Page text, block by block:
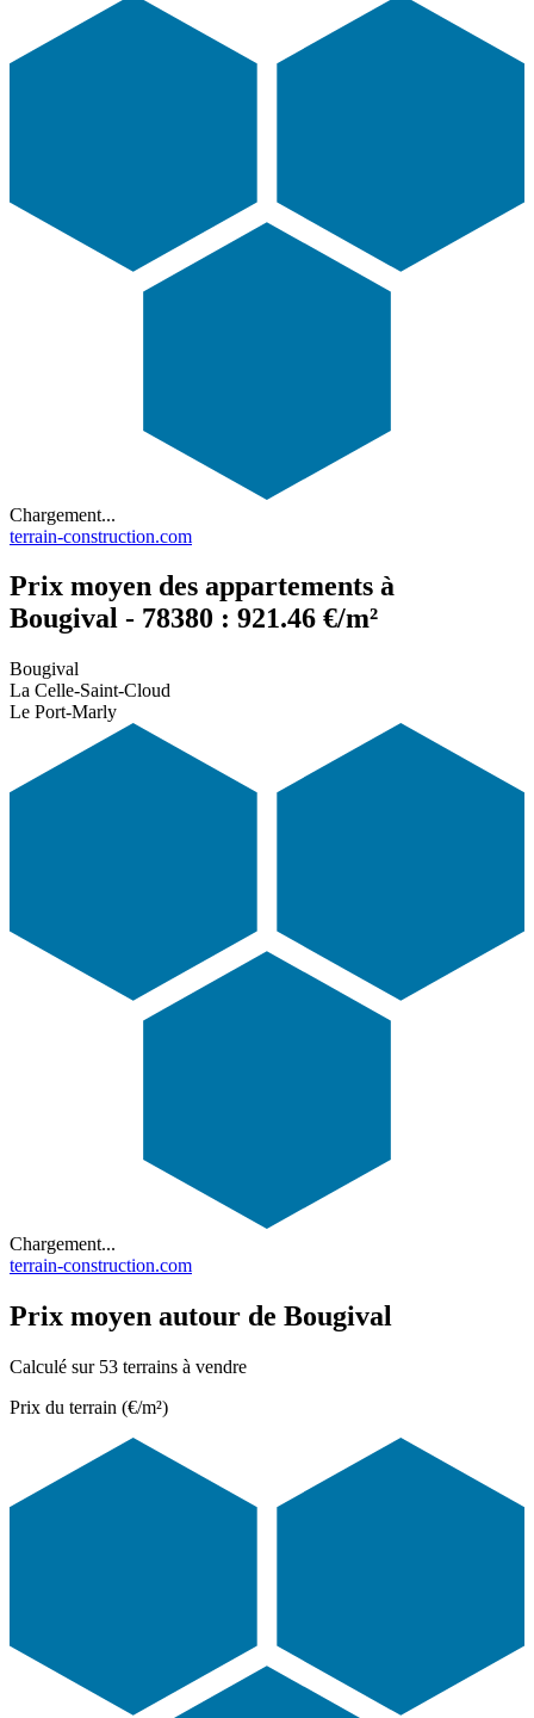
Chargement...
terrain-construction.com
Prix moyen des appartements à
Bougival - 78380 : 921.46 €/m²
Bougival
La Celle-Saint-Cloud
Le Port-Marly
Chargement...
terrain-construction.com
Prix moyen autour de Bougival
Calculé sur 53 terrains à vendre
Prix du terrain (€/m²)